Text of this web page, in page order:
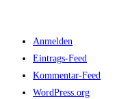
Anmelden
Eintrags-Feed
Kommentar-Feed
WordPress.org